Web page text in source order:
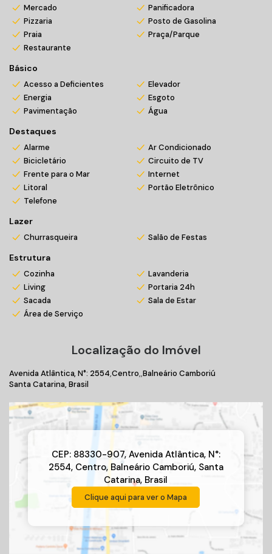
Mercado
Panificadora
Pizzaria
Posto de Gasolina
Praia
Praça/Parque
Restaurante
Básico
Acesso a Deficientes
Elevador
Energia
Esgoto
Pavimentação
Água
Destaques
Alarme
Ar Condicionado
Bicicletário
Circuito de TV
Frente para o Mar
Internet
Litoral
Portão Eletrônico
Telefone
Lazer
Churrasqueira Salão de Festas
Estrutura
Cozinha
Lavanderia
Living
Portaria 24h
Sacada
Sala de Estar
Área de Serviço
Localização do Imóvel
Avenida Atlântica, N°: 2554 Centro Balneário Camboriú
Santa Catarina, Brasil
CEP: 88330-907, Avenida Atlântica, N°:
2554, Centro, Balneário Camboriú, Santa
Catarina, Brasil
Clique aqui para ver o Mapa